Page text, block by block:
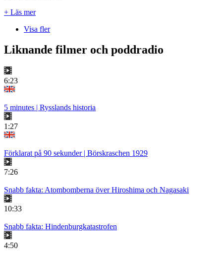
+ Läs mer
Visa fler
Liknande filmer och poddradio
6:23
5 minutes | Rysslands historia
1:27
Förklarat på 90 sekunder | Börskraschen 1929
7:26
Snabb fakta: Atombomberna över Hiroshima och Nagasaki
10:33
Snabb fakta: Hindenburgkatastrofen
4:50